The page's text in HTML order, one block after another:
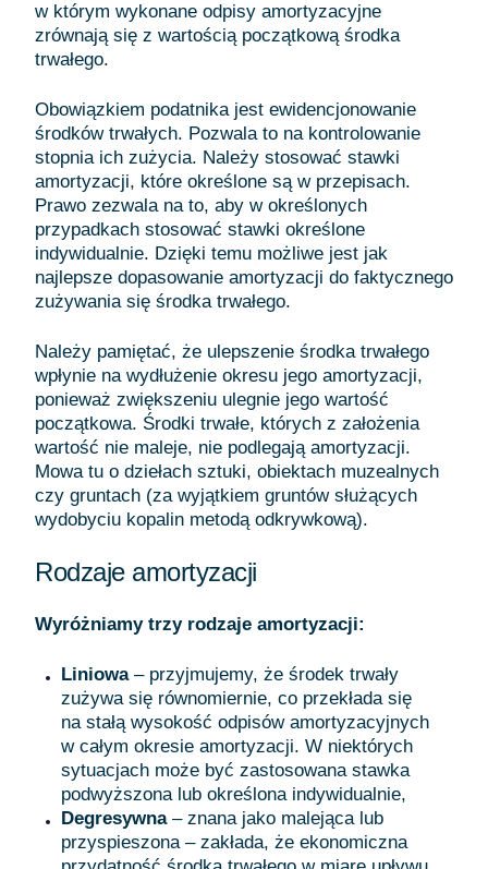
w którym wykonane odpisy amortyzacyjne
zrównają się z wartością początkową środka
trwałego.
Obowiązkiem podatnika jest ewidencjonowanie
środków trwałych. Pozwala to na kontrolowanie
stopnia ich zużycia. Należy stosować stawki
amortyzacji, które określone są w przepisach.
Prawo zezwala na to, aby w określonych
przypadkach stosować stawki określone
indywidualnie. Dzięki temu możliwe jest jak
najlepsze dopasowanie amortyzacji do faktycznego
zużywania się środka trwałego.
Należy pamiętać, że ulepszenie środka trwałego
wpłynie na wydłużenie okresu jego amortyzacji,
ponieważ zwiększeniu ulegnie jego wartość
początkowa. Środki trwałe, których z założenia
wartość nie maleje, nie podlegają amortyzacji.
Mowa tu o dziełach sztuki, obiektach muzealnych
czy gruntach (za wyjątkiem gruntów służących
wydobyciu kopalin metodą odkrywkową).
Rodzaje amortyzacji
Wyróżniamy trzy rodzaje amortyzacji:
Liniowa– przyjmujemy, że środek trwały
zużywa się równomiernie, co przekłada się
na stałą wysokość odpisów amortyzacyjnych
w całym okresie amortyzacji. W niektórych
sytuacjach może być zastosowana stawka
podwyższona lub określona indywidualnie,
Degresywna– znana jako malejąca lub
przyspieszona – zakłada, że ekonomiczna